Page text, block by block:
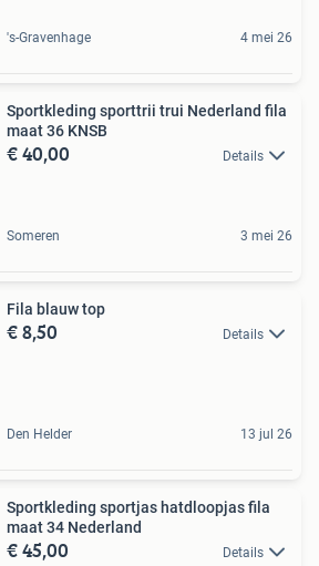
's-Gravenhage 4 mei 26
Sportkleding sporttrii trui Nederland fila
maat 36 KNSB
€ 40,00 Details
Someren 3 mei 26
Fila blauw top
€ 8,50 Details
Den Helder 13 jul 26
Sportkleding sportjas hatdloopjas fila
maat 34 Nederland
€ 45,00 Details